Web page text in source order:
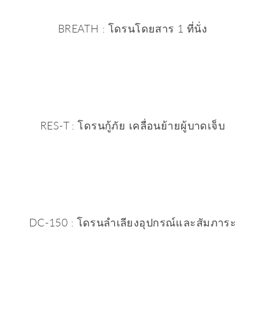
BREATH : โดรนโดยสาร 1 ที่นั่ง
RES-T : โดรนกู้ภัย เคลื่อนย้ายผู้บาดเจ็บ
DC-150 : โดรนลำเลียงอุปกรณ์และสัมภาระ